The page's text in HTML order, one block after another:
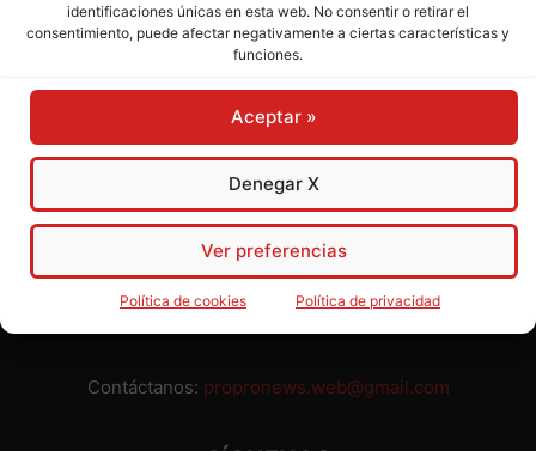
identificaciones únicas en esta web. No consentir o retirar el
consentimiento, puede afectar negativamente a ciertas características y
funciones.
Aceptar »
Denegar X
Ver preferencias
Política de cookies Política de privacidad
José María Pagador Otero - Wikipedia
Para preservar nuestra independencia,
admite publicidad ni subvenciones o ayudas públicas o
privadas. Ninguno de nuestros directivos, redactores y
colaboradores percibe remuneración alguna. Realizamos
nuestro trabajo por amor al periodismo, a la verdad y a la
libertad y en solidaridad con la ciudadanía.
Usted puede colaborar con nosotros divulgando nuestro
periódico, compartiendo nuestros contenidos, sugiriendo temas
y comunicándonos cualquier injusticia o asunto de interés.
Contáctanos: propronews.web@gmail.com